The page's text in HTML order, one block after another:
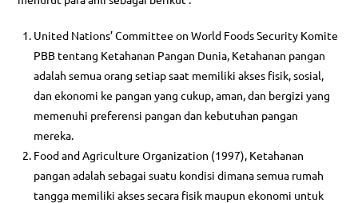
United Nations’ Committee on World Foods Security Komite
PBB tentang Ketahanan Pangan Dunia, Ketahanan pangan
adalah semua orang setiap saat memiliki akses fisik, sosial,
dan ekonomi ke pangan yang cukup, aman, dan bergizi yang
memenuhi preferensi pangan dan kebutuhan pangan
mereka.
Food and Agriculture Organization (1997), Ketahanan
pangan adalah sebagai suatu kondisi dimana semua rumah
tangga memiliki akses secara fisik maupun ekonomi untuk